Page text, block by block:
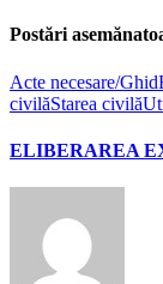
Postări
Acte necesare/Ghid
civilăStarea civilă
ELIBERAREA